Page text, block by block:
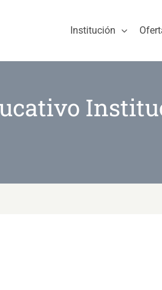
Institución